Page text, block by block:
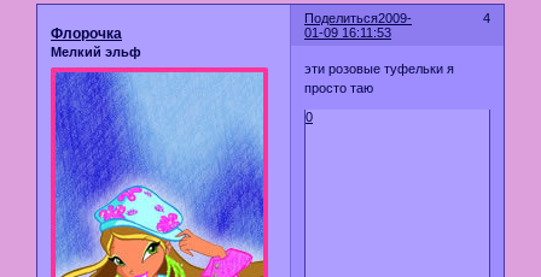
Поделиться 4
2009-
01-09 16:11:53
Флорочка
Мелкий эльф
эти розовые туфельки я
просто таю
0